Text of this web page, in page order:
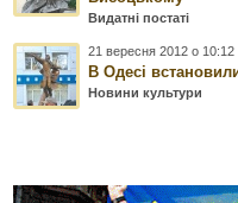
Видатні постаті
21 вересня 2012 о 10:12
В Одесі
Новини культури